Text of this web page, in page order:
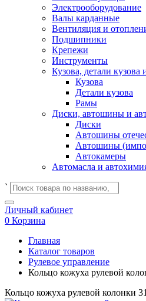
Электрооборудование
Валы карданные
Вентиляция и
Подшипники
Крепежи
Инструменты
Кузова, детали кузова
Кузова
Детали кузова
Рамы
Диски, автошины и
Диски
Автошины
Автошины
Автокамеры
Автомасла и
`
Личный кабинет
0 Корзина
Главная
Каталог товаров
Рулевое управление
Кольцо кожуха рулевой
Кольцо кожуха рулевой колонки